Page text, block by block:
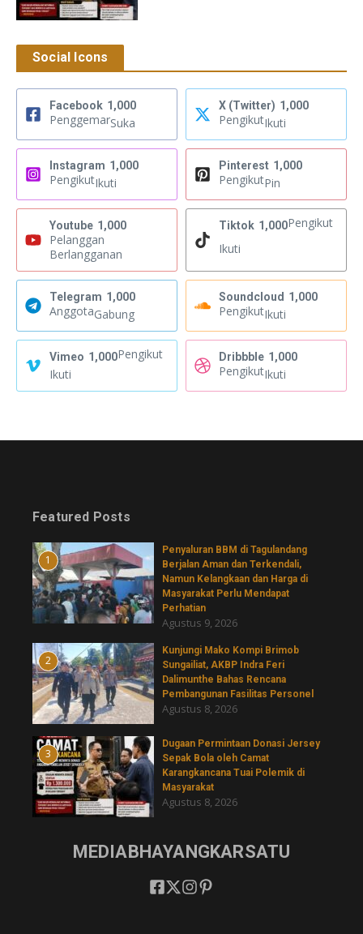
Social Icons
Facebook 1,000
PenggemarSuka
X (Twitter) 1,000
PengikutIkuti
Instagram 1,000
PengikutIkuti
Pinterest 1,000
PengikutPin
Youtube 1,000
Pelanggan
Berlangganan
Tiktok 1,000Pengikut
Ikuti
Telegram 1,000
AnggotaGabung
Soundcloud 1,000
PengikutIkuti
Vimeo 1,000Pengikut
Ikuti
Dribbble 1,000
PengikutIkuti
Featured Posts
1
Penyaluran BBM di Tagulandang
Berjalan Aman dan Terkendali,
Namun Kelangkaan dan Harga di
Masyarakat Perlu Mendapat
Perhatian
Agustus 9, 2026
2
Kunjungi Mako Kompi Brimob
Sungailiat, AKBP Indra Feri
Dalimunthe Bahas Rencana
Pembangunan Fasilitas Personel
Agustus 8, 2026
3
‎Dugaan Permintaan Donasi Jersey
Sepak Bola oleh Camat
Karangkancana Tuai Polemik di
Masyarakat
Agustus 8, 2026
MEDIABHAYANGKARSATU